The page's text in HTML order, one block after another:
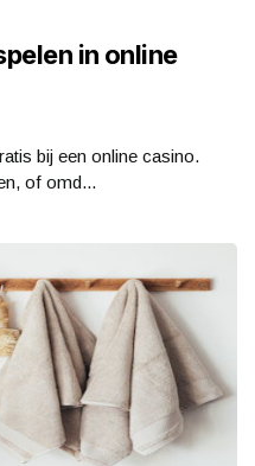
in online
bij een online casino.
of omd...